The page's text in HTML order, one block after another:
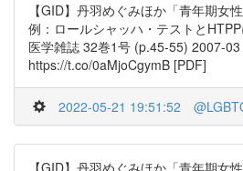
【GID】丹羽めぐみほか「青年期女
例：ロールシャッハ・テストと
医学雑誌 32巻1号 (p.45-55) 2007-
https://t.co/0aMjoCgymB [PDF]
2022-05-21 19:51:52
【GID】丹羽めぐみほか「青年期女